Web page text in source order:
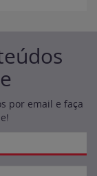
por email e faça